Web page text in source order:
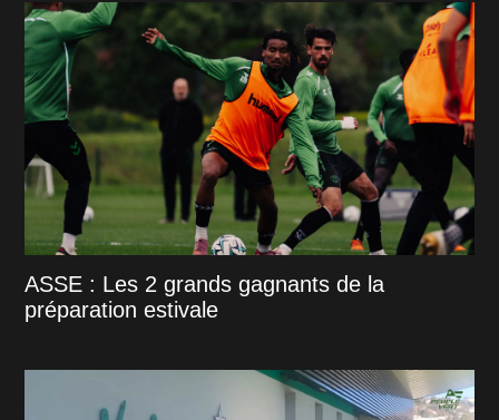
ASSE : Les 2 grands gagnants de la
préparation estivale